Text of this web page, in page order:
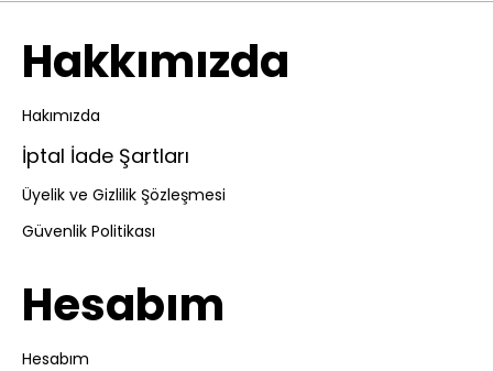
Hakkımızda
Hakımızda
İptal İade Şartları
Üyelik ve Gizlilik Şözleşmesi
Güvenlik Politikası
Hesabım
Hesabım